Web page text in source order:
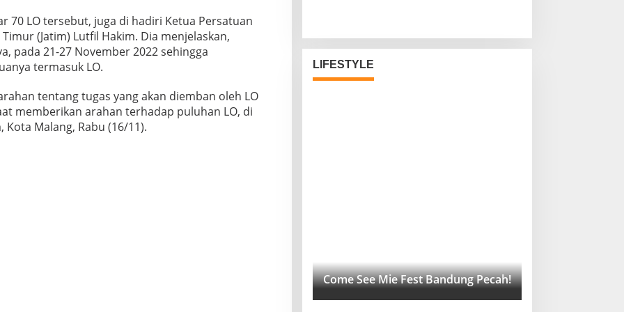
70 LO tersebut, juga di hadiri Ketua Persatuan
(Jatim) Lutfil Hakim. Dia menjelaskan,
pada 21-27 November 2022 sehingga
termasuk LO.
tentang tugas yang akan diemban oleh LO
memberikan arahan terhadap puluhan LO, di
Malang, Rabu (16/11).
LIFESTYLE
Come See Mie Fest Bandung Pecah!